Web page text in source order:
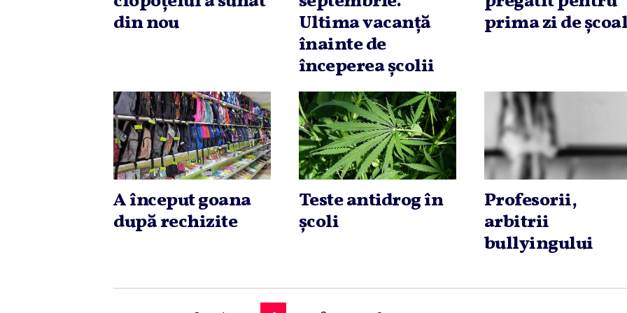
din nou
Ultima vacanţă
înainte de
începerea şcolii
prima zi de
A început goana
după rechizite
Teste antidrog în
şcoli
Profesorii,
arbitrii
bullyingului